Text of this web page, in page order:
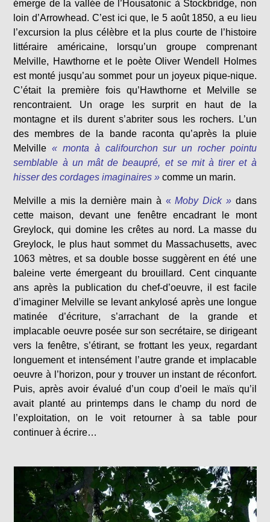
émerge de la vallée de l’Housatonic à Stockbridge, non
loin d’Arrowhead. C’est ici que, le 5 août 1850, a eu lieu
l’excursion la plus célèbre et la plus courte de l’histoire
littéraire américaine, lorsqu’un groupe comprenant
Melville, Hawthorne et le poète Oliver Wendell Holmes
est monté jusqu’au sommet pour un joyeux pique-nique.
C’était la première fois qu’Hawthorne et Melville se
rencontraient. Un orage les surprit en haut de la
montagne et ils durent s’abriter sous les rochers. L’un
des membres de la bande raconta qu’après la pluie
Melville « monta à califourchon sur un rocher pointu
semblable à un mât de beaupré, et se mit à tirer et à
hisser des cordages imaginaires » comme un marin.
Melville a mis la dernière main à «Moby Dick » dans
cette maison, devant une fenêtre encadrant le mont
Greylock, qui domine les crêtes au nord. La masse du
Greylock, le plus haut sommet du Massachusetts, avec
1063 mètres, et sa double bosse suggèrent en été une
baleine verte émergeant du brouillard. Cent cinquante
ans après la publication du chef-d’oeuvre, il est facile
d’imaginer Melville se levant ankylosé après une longue
matinée d’écriture, s’arrachant de la grande et
implacable oeuvre posée sur son secrétaire, se dirigeant
vers la fenêtre, s’étirant, se frottant les yeux, regardant
longuement et intensément l’autre grande et implacable
oeuvre à l’horizon, pour y trouver un instant de réconfort.
Puis, après avoir évalué d’un coup d’oeil le maïs qu’il
avait planté au printemps dans le champ du nord de
l’exploitation, on le voit retourner à sa table pour
continuer à écrire…